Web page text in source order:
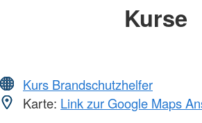
Kurse
Kurs Brandschutzhelfer
Karte: Link zur Google Maps